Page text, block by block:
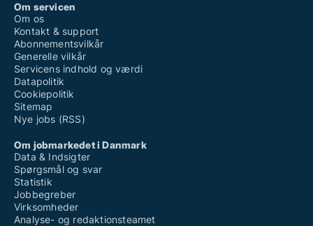
Om servicen
Om os
Kontakt & support
Abonnementsvilkår
Generelle vilkår
Servicens indhold og værdi
Datapolitik
Cookiepolitik
Sitemap
Nye jobs (RSS)
Om jobmarkedet i Danmark
Data & Indsigter
Spørgsmål og svar
Statistik
Jobbegreber
Virksomheder
Analyse- og redaktionsteamet